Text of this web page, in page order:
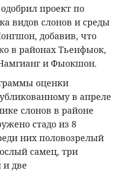
проект по
видов слонов и среды
добавив, что
в районах Тьенфыок,
и Фыокшон.
оценки
в апреле
слонов в районе
стадо из 8
них половозрелый
самец, три
и две